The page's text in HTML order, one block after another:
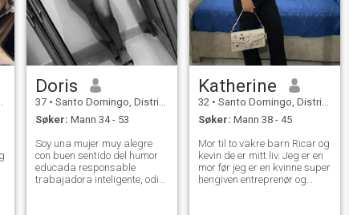
Doris
37 • Santo Domingo, Distrito Nacional, Den Dominikanske Rep.
Søker: Mann 34 - 53
Soy una mujer muy alegre
con buen sentido del humor
educada responsable
trabajadora inteligente, odio
Katherine
32 • Santo Domingo, Distrito Nacional, Den Dominikanske Rep.
Søker: Mann 38 - 45
Mor til to vakre barn Ricar og
kevin de er mitt liv. Jeg er en
mor før jeg er en kvinne super
hengiven entreprenør og